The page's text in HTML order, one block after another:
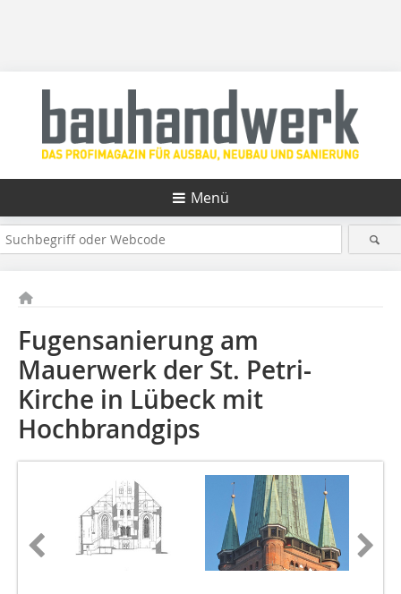
Menü
Fugensanierung am
Mauerwerk der St. Petri-
Kirche in Lübeck mit
Hochbrandgips